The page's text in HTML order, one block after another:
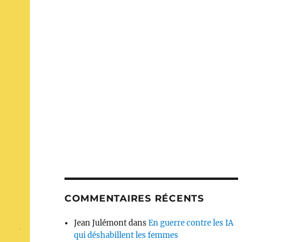
COMMENTAIRES RÉCENTS
Jean JulémontdansEn guerre contre les IA
qui déshabillent les femmes